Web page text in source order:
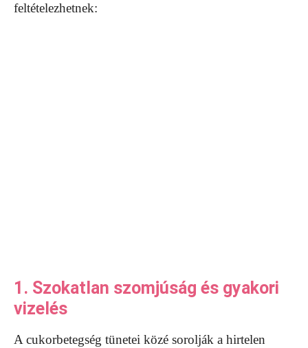
feltételezhetnek:
1. Szokatlan szomjúság és gyakori
vizelés
A cukorbetegség tünetei közé sorolják a hirtelen